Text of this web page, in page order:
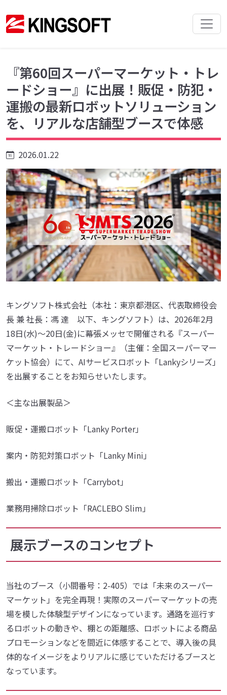
『第60回スーパーマーケット・トレ
ードショー』に出展！販促・防犯・
運搬の最新ロボットソリューション
を、リアルな店舗型ブースで体感
2026.01.22
キングソフト株式会社（本社：東京都港区、代表取締役会
長 兼 社長：馮 達 以下、キングソフト）は、2026年2月
18日(水)～20日(金)に幕張メッセで開催される『スーパー
マーケット・トレードショー』（主催：全国スーパーマー
ケット協会）にて、AIサービスロボット「Lankyシリーズ」
を出展することをお知らせいたします。
＜主な出展製品＞
販促・運搬ロボット「Lanky Porter」
案内・防犯対策ロボット「Lanky Mini」
搬出・運搬ロボット「Carrybot」
業務用掃除ロボット「RACLEBO Slim」
展示ブースのコンセプト
当社のブース（小間番号：2-405）では「未来のスーパー
マーケット」を完全再現！実際のスーパーマーケットの売
場を模した体験型デザインになっています。通路を巡行す
るロボットの動きや、棚との距離感、ロボットによる商品
プロモーションなどを間近に体感することで、導入後の具
体的なイメージをよりリアルに感じていただけるブースと
なっています。